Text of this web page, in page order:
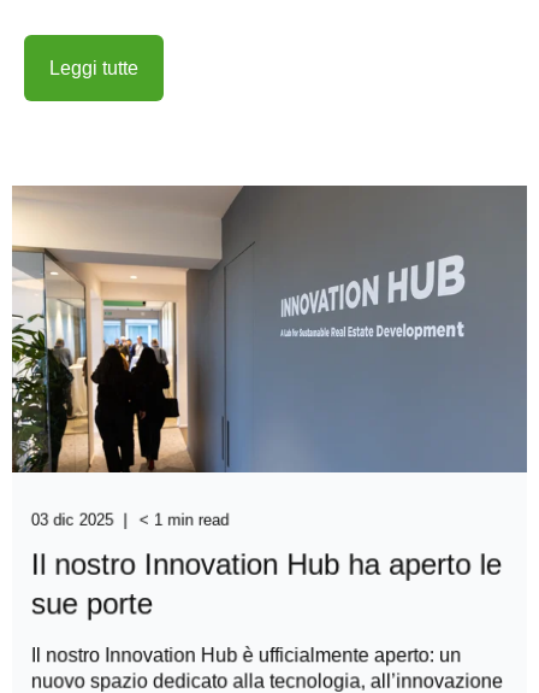
Leggi tutte
03 dic 2025 < 1 min read
Il nostro Innovation Hub ha aperto le
sue porte
Il nostro Innovation Hub è ufficialmente aperto: un
nuovo spazio dedicato alla tecnologia, all’innovazione